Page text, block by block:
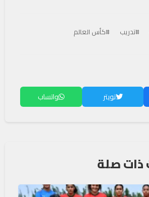
#تدريب #كأس العالم
تويتر واتساب
ذات صلة